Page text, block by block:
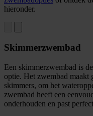
hieronder.
Skimmerzwembad
Een skimmerzwembad is
optie. Het zwembad maakt
skimmers, om het
zwembad heeft een
onderhouden en past